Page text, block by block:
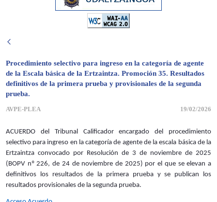
Procedimiento selectivo para ingreso en la categoría de agente
de la Escala básica de la Ertzaintza. Promoción 35. Resultados
definitivos de la primera prueba y provisionales de la segunda
prueba.
AVPE-PLEA 19/02/2026
ACUERDO del Tribunal Calificador encargado del procedimiento
selectivo para ingreso en la categoría de agente de la escala básica de la
Ertzaintza convocado por Resolución de 3 de noviembre de 2025
(BOPV nº 226, de 24 de noviembre de 2025) por el que se elevan a
definitivos los resultados de la primera prueba y se publican los
resultados provisionales de la segunda prueba.